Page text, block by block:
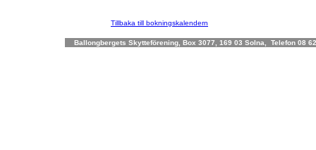
Tillbaka till bokningskalendern
Ballongbergets Skytteförening, Box 3077, 169 03 Solna, Telefon 08